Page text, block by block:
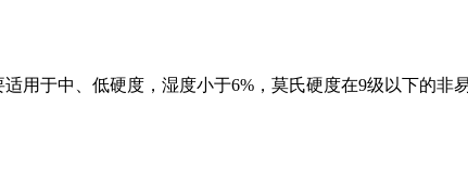
用于中、低硬度，湿度小于6%，莫氏硬度在9级以下的非